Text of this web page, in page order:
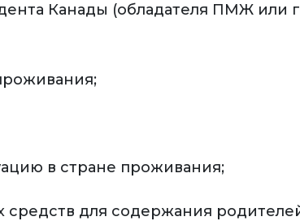
Канады (обладателя ПМЖ или
в стране проживания;
средств для содержания